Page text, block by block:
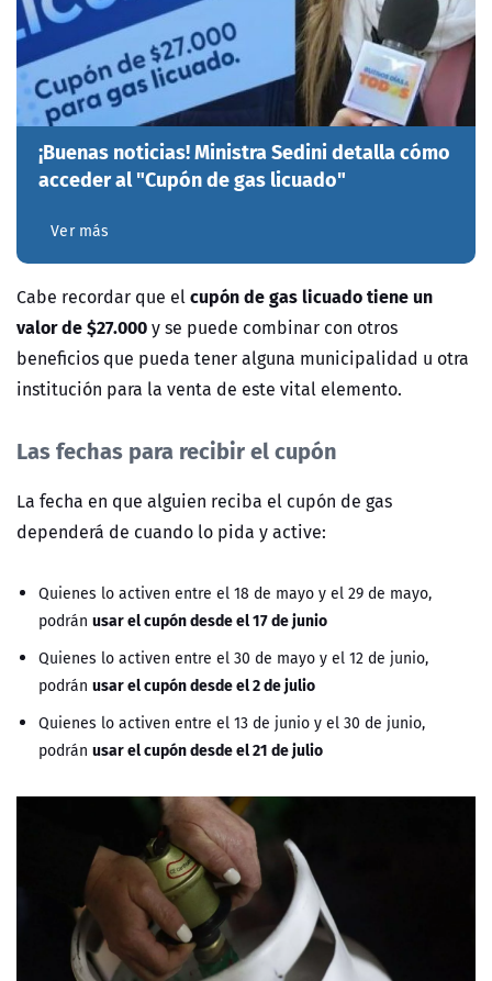
¡Buenas noticias! Ministra Sedini detalla cómo
acceder al "Cupón de gas licuado"
Ver más
Cabe recordar que elcupón de gas licuado tiene un
valor de $27.000y se puede combinar con otros
beneficios que pueda tener alguna municipalidad u otra
institución para la venta de este vital elemento.
Las fechas para recibir el cupón
La fecha en que alguien reciba el cupón de gas
dependerá de cuando lo pida y active:
Quienes lo activen entre el 18 de mayo y el 29 de mayo,
podrán usar el cupón desde el 17 de junio
Quienes lo activen entre el 30 de mayo y el 12 de junio,
podrán usar el cupón desde el 2 de julio
Quienes lo activen entre el 13 de junio y el 30 de junio,
podrán usar el cupón desde el 21 de julio